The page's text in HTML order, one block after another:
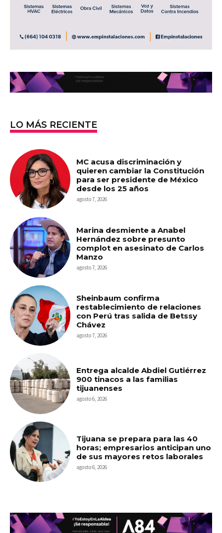
LO MÁS RECIENTE
MC acusa discriminación y
quieren cambiar la Constitución
para ser presidente de México
desde los 25 años
agosto 7, 2026
Marina desmiente a Anabel
Hernández sobre presunto
complot en asesinato de Carlos
Manzo
agosto 7, 2026
Sheinbaum confirma
restablecimiento de relaciones
con Perú tras salida de Betssy
Chávez
agosto 7, 2026
Entrega alcalde Abdiel Gutiérrez
900 tinacos a las familias
tijuanenses
agosto 6, 2026
Tijuana se prepara para las 40
horas; empresarios anticipan uno
de sus mayores retos laborales
agosto 6, 2026